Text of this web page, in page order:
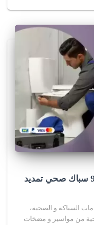
فني صحي السالمي 99009522 سباك صحي تمديد
السباكة و الصحية،
من مواسير و مضخات